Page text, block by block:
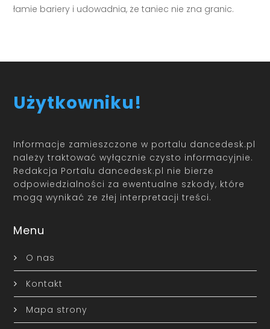
łamie bariery i udowadnia, że taniec nie zna granic.
Użytkowniku!
Informacje zamieszczone w portalu dancedesk.pl
należy traktować wyłącznie czysto informacyjnie.
Redakcja Portalu dancedesk.pl nie bierze
odpowiedzialności za ewentualne szkody, które
mogą wynikać ze złej interpretacji treści.
Menu
O nas
Kontakt
Mapa strony